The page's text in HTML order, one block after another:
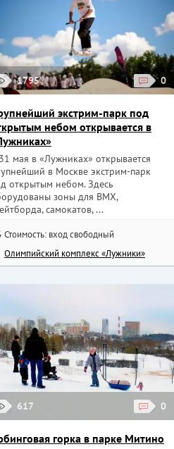
1795 0
экстрим-парк под
небом открывается в
мая в «Лужниках» открывается
в Москве экстрим-парк
открытым небом. Здесь
зоны для BMX,
самокатов, ...
Стоимость: вход свободный
Олимпийский комплекс «Лужники»
617 0
горка в парке Митино